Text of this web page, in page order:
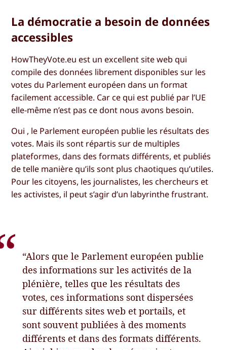
La démocratie a besoin de données
accessibles
HowTheyVote.eu est un excellent site web qui
compile des données librement disponibles sur les
votes du Parlement européen dans un format
facilement accessible. Car ce qui est publié par l’UE
elle-même n’est pas ce dont nous avons besoin.
Oui , le Parlement européen publie les résultats des
votes. Mais ils sont répartis sur de multiples
plateformes, dans des formats différents, et publiés
de telle manière qu’ils sont plus chaotiques qu’utiles.
Pour les citoyens, les journalistes, les chercheurs et
les activistes, il peut s’agir d’un labyrinthe frustrant.
“Alors que le Parlement européen publie
des informations sur les activités de la
plénière, telles que les résultats des
votes, ces informations sont dispersées
sur différents sites web et portails, et
sont souvent publiées à des moments
différents et dans des formats différents.